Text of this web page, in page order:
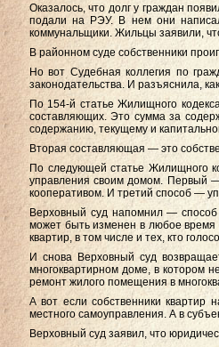
Оказалось, что долг у граждан
подали на РЭУ. В нем они
коммунальщики. Жильцы заявили,
В районном суде собственники
Но вот Судебная коллегия по
законодательства. И разъяснила,
По 154-й статье Жилищного
составляющих. Это сумма за
содержанию, текущему и
Вторая составляющая — это
По следующей статье Жилищного
управления своим домом. Первый
кооперативом. И третий способ —
Верховный суд напомнил —
может быть изменен в любое время
квартир, в том числе и тех, кто
И снова Верховный суд
многоквартирном доме, в котором
ремонт жилого помещения в
А вот если собственники квартир
местного самоуправления. А в
Верховный суд заявил, что